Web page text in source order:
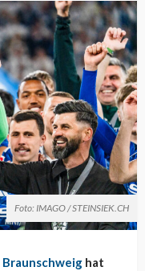
Foto: IMAGO / STEINSIEK.CH
hat